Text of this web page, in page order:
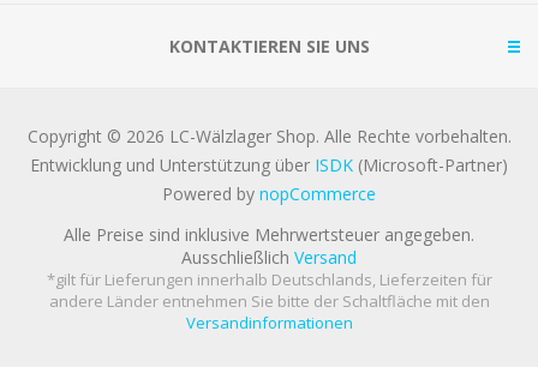
KONTAKTIEREN SIE UNS
Copyright © 2026 LC-Wälzlager Shop. Alle Rechte vorbehalten.
Entwicklung und Unterstützung über ISDK (Microsoft-Partner)
Powered by nopCommerce
Alle Preise sind inklusive Mehrwertsteuer angegeben.
Ausschließlich Versand
*gilt für Lieferungen innerhalb Deutschlands, Lieferzeiten für
andere Länder entnehmen Sie bitte der Schaltfläche mit den
Versandinformationen